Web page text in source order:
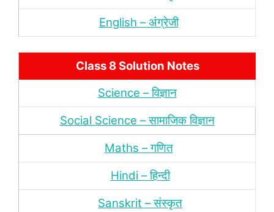
English – अंंग्रेजी
Class 8 Solution Notes
Science – विज्ञान
Social Science – सामाजिक विज्ञान
Maths – गणित
Hindi – हिन्‍दी
Sanskrit – संस्‍कृत